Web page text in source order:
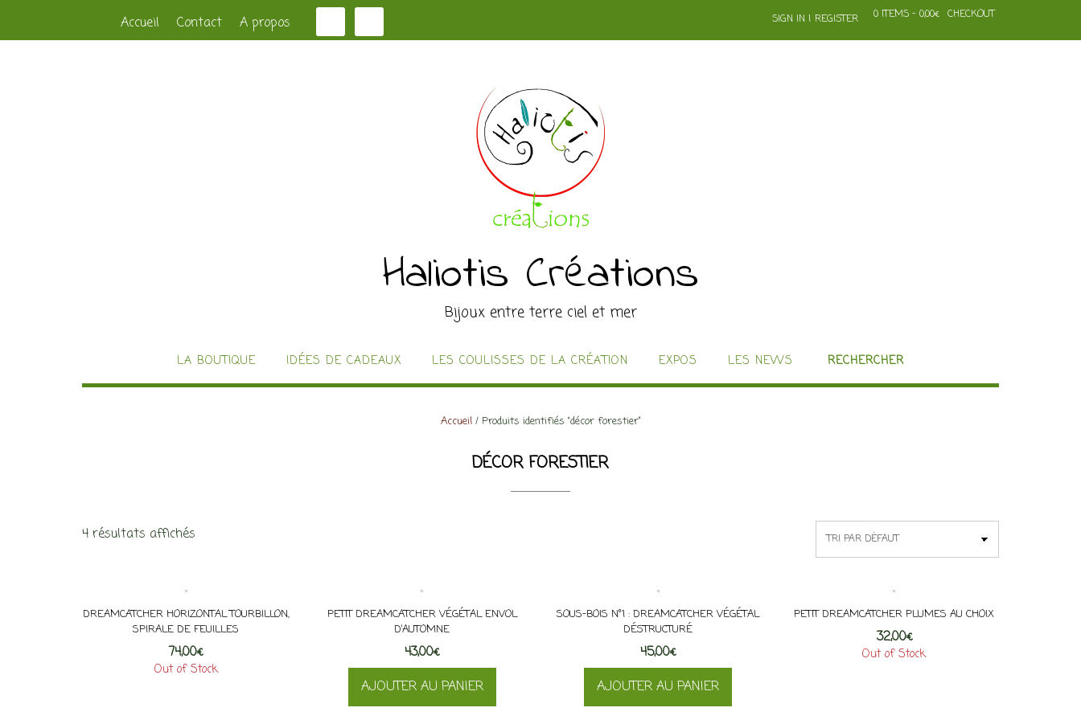
Accueil Contact A propos SIGN IN | REGISTER 0 ITEMS - 0,00€ CHECKOUT
Haliotis Créations
Bijoux entre terre ciel et mer
LA BOUTIQUE IDÉES DE CADEAUX LES COULISSES DE LA CRÉATION EXPOS LES NEWS RECHERCHER
Accueil/ Produits identifiés “décor forestier”
DÉCOR FORESTIER
4 résultats affichés
DREAMCATCHER HORIZONTAL TOURBILLON,
SPIRALE DE FEUILLES
74,00€
Out of Stock
PETIT DREAMCATCHER VÉGÉTAL ENVOL
D’AUTOMNE
43,00€
AJOUTER AU PANIER
SOUS-BOIS N°1 : DREAMCATCHER VÉGÉTAL
DÉSTRUCTURÉ
45,00€
AJOUTER AU PANIER
PETIT DREAMCATCHER PLUMES AU CHOIX
32,00€
Out of Stock